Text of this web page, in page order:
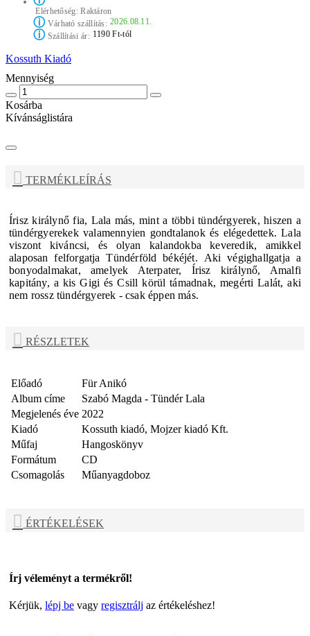
Elérhetőség:Raktáron
ⓘVárható szállítás: 2026.08.11.
ⓘSzállítási ár: 1190 Ft-tól
Kossuth Kiadó
Mennyiség
Kosárba
Kívánságlistára
TERMÉKLEÍRÁS
Írisz királynő fia, Lala más, mint a többi tündérgyerek, hiszen a
tündérgyerekek valamennyien gondtalanok és elégedettek. Lala
viszont kiváncsi, és olyan kalandokba keveredik, amikkel
alaposan felforgatja Tündérföld békéjét. Aki végighallgatja a
bonyodalmakat, amelyek Aterpater, Írisz királynő, Amalfi
kapitány, a kis Gigi és Csill körül támadnak, megérti Lalát, aki
nem rossz tündérgyerek - csak éppen más.
RÉSZLETEK
Előadó
Für Anikó
Album címe
Szabó Magda - Tündér Lala
Megjelenés éve 2022
Kiadó
Kossuth kiadó, Mojzer kiadó Kft.
Műfaj
Hangoskönyv
Formátum
CD
Csomagolás
Műanyagdoboz
ÉRTÉKELÉSEK
Írj véleményt a termékről!
Kérjük, lépj be vagy regisztrálj az értékeléshez!